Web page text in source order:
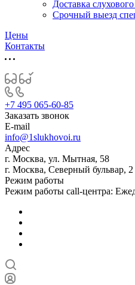
Доставка
Срочный выезд
Цены
Контакты
+7 495 065-60-85
Заказать звонок
E-mail
info@1slukhovoi.ru
Адрес
г. Москва, ул. Мытная, 58
г. Москва, Северный бульвар, 2
Режим работы
Режим работы call-центра: